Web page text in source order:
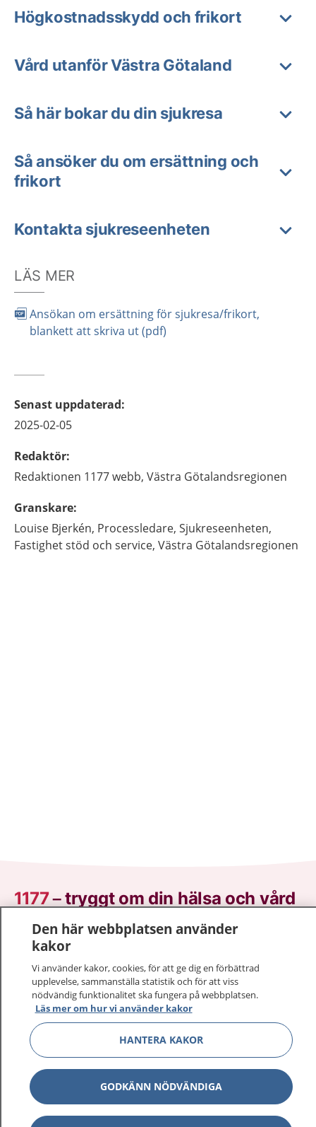
Högkostnadsskydd och frikort
Vård utanför Västra Götaland
Så här bokar du din sjukresa
Så ansöker du om ersättning och
frikort
Kontakta sjukreseenheten
LÄS MER
Ansökan om ersättning för sjukresa/frikort,
blankett att skriva ut (pdf)
Senast uppdaterad:
2025-02-05
Redaktör:
Redaktionen 1177 webb, Västra Götalandsregionen
Granskare:
Louise Bjerkén, Processledare, Sjukreseenheten,
Fastighet stöd och service, Västra Götalandsregionen
1177–tryggt om din hälsa och vård
På 1177.se får du råd om hälsa och information om
sjukdomar och vilka mottagningar du kan kontakta.
Logga in för att läsa din journal och göra dina
vårdärenden. Ring telefonnummer 1177 för
sjukvårdsrådgivning dygnet runt.
1177 ger dig råd när du vill må bättre.
Visa
Den här webbplatsen använder
kakor
Vi använder kakor, cookies, för att ge dig en förbättrad
upplevelse, sammanställa statistik och för att viss
nödvändig funktionalitet ska fungera på webbplatsen.
Läs mer om hur vi använder kakor
HANTERA KAKOR
GODKÄNN NÖDVÄNDIGA